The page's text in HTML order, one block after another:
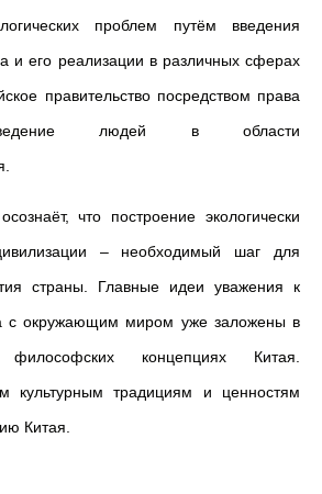
проблем путём введения
и его реализации в различных сферах
правительство посредством права
людей в области
что построение экологически
– необходимый шаг для
страны. Главные идеи уважения к
с окружающим миром уже заложены в
философских концепциях Китая.
культурным традициям и ценностям
Китая.